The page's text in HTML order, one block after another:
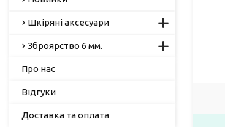
Шкіряні аксесуари
Зброярство 6 мм.
Про нас
Відгуки
Доставка та оплата